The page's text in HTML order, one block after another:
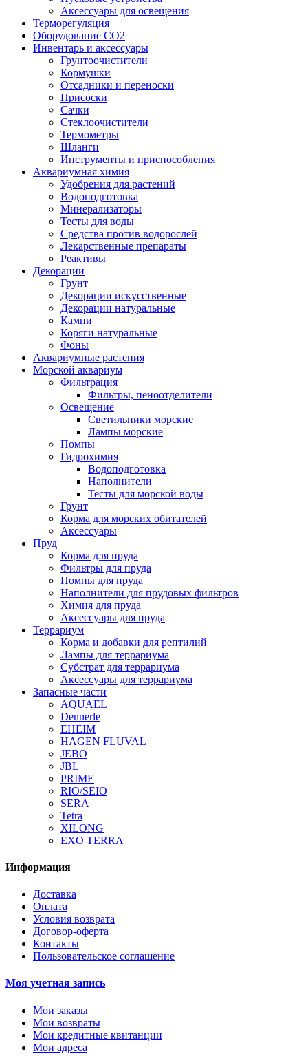
Аксессуары для освещения
Терморегуляция
Оборудование CO2
Инвентарь и аксессуары
Грунтоочистители
Кормушки
Отсадники и переноски
Присоски
Сачки
Стеклоочистители
Термометры
Шланги
Инструменты и приспособления
Аквариумная химия
Удобрения для растений
Водоподготовка
Минерализаторы
Тесты для воды
Средства против водорослей
Лекарственные препараты
Реактивы
Декорации
Грунт
Декорации искусственные
Декорации натуральные
Камни
Коряги натуральные
Фоны
Аквариумные растения
Морской аквариум
Фильтрация
Фильтры, пеноотделители
Освещение
Светильники морские
Лампы морские
Помпы
Гидрохимия
Водоподготовка
Наполнители
Тесты для морской воды
Грунт
Корма для морских обитателей
Аксессуары
Пруд
Корма для пруда
Фильтры для пруда
Помпы для пруда
Наполнители для прудовых фильтров
Химия для пруда
Аксессуары для пруда
Террариум
Корма и добавки для рептилий
Лампы для террариума
Субстрат для террариума
Аксессуары для террариума
Запасные части
AQUAEL
Dennerle
EHEIM
HAGEN FLUVAL
JEBO
JBL
PRIME
RIO/SEIO
SERA
Tetra
XILONG
EXO TERRA
Информация
Доставка
Оплата
Условия возврата
Договор-оферта
Контакты
Пользовательское соглашение
Моя учетная запись
Мои заказы
Мои возвраты
Мои кредитные квитанции
Мои адреса